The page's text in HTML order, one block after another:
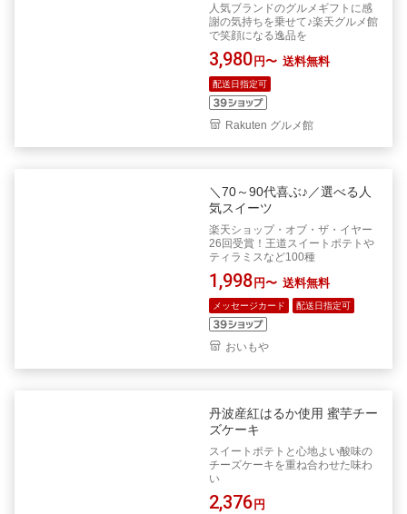
人気ブランドのグルメギフトに感
謝の気持ちを乗せて♪楽天グルメ館
で笑顔になる逸品を
3,980 円〜 送料無料
配送日指定可
Rakuten グルメ館
＼70～90代喜ぶ♪／選べる人
気スイーツ
楽天ショップ・オブ・ザ・イヤー
26回受賞！王道スイートポテトや
ティラミスなど100種
1,998 円〜 送料無料
メッセージカード 配送日指定可
おいもや
丹波産紅はるか使用 蜜芋チー
ズケーキ
スイートポテトと心地よい酸味の
チーズケーキを重ね合わせた味わ
い
2,376 円